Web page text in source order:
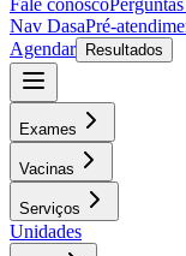
Fale conosco
Nav DasaPré-
Agendar
Resultados
Exames
Vacinas
Serviços
Unidades